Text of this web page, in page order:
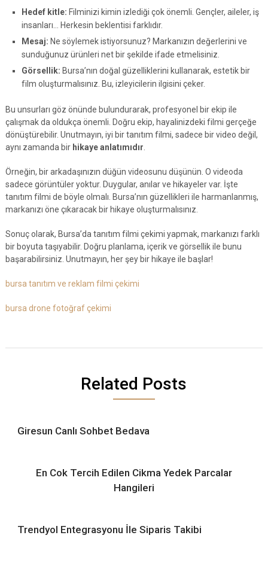
Hedef kitle: Filminizi kimin izlediği çok önemli. Gençler, aileler, iş
insanları… Herkesin beklentisi farklıdır.
Mesaj: Ne söylemek istiyorsunuz? Markanızın değerlerini ve
sunduğunuz ürünleri net bir şekilde ifade etmelisiniz.
Görsellik: Bursa’nın doğal güzelliklerini kullanarak, estetik bir
film oluşturmalısınız. Bu, izleyicilerin ilgisini çeker.
Bu unsurları göz önünde bulundurarak, profesyonel bir ekip ile
çalışmak da oldukça önemli. Doğru ekip, hayalinizdeki filmi gerçeğe
dönüştürebilir. Unutmayın, iyi bir tanıtım filmi, sadece bir video değil,
aynı zamanda bir hikaye anlatımıdır
Örneğin, bir arkadaşınızın düğün videosunu düşünün. O videoda
sadece görüntüler yoktur. Duygular, anılar ve hikayeler var. İşte
tanıtım filmi de böyle olmalı. Bursa’nın güzellikleri ile harmanlanmış,
markanızı öne çıkaracak bir hikaye oluşturmalısınız.
Sonuç olarak, Bursa’da tanıtım filmi çekimi yapmak, markanızı farklı
bir boyuta taşıyabilir. Doğru planlama, içerik ve görsellik ile bunu
başarabilirsiniz. Unutmayın, her şey bir hikaye ile başlar!
bursa tanıtım ve reklam filmi çekimi
bursa drone fotoğraf çekimi
Related Posts
Giresun Canlı Sohbet Bedava
En Cok Tercih Edilen Cikma Yedek Parcalar
Hangileri
Trendyol Entegrasyonu İle Siparis Takibi